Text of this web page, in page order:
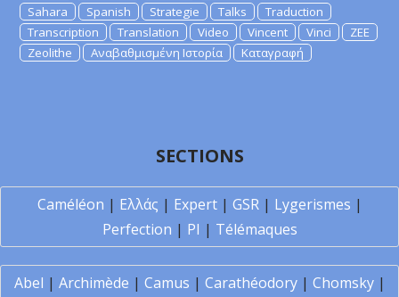
Sahara
Spanish Strategie Talks
Traduction
Transcription
Translation Video Vincent Vinci
ZEE
Zeolithe
Αναβαθμισμένη Ιστορία Καταγραφή
SECTIONS
Caméléon | Ελλάς | Expert| GSR| Lygerismes |
Perfection | PI | Télémaques
Abel | Archimède | Camus | Carathéodory| Chomsky|